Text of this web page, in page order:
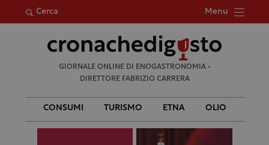
Cerca Menu
per:
GIORNALE ONLINE DI ENOGASTRONOMIA •
DIRETTORE FABRIZIO CARRERA
CONSUMI TURISMO ETNA OLIO